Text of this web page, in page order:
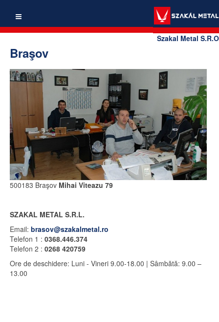
Szakal Metal S.R.O
Braşov
500183 Braşov Mihai Viteazu 79
SZAKAL METAL S.R.L.
Email: brasov@szakalmetal.ro
Telefon 1 : 0368.446.374
Telefon 2 : 0268 420759
Ore de deschidere: Luni - Vineri 9.00-18.00 | Sâmbătă: 9.00 –
13.00